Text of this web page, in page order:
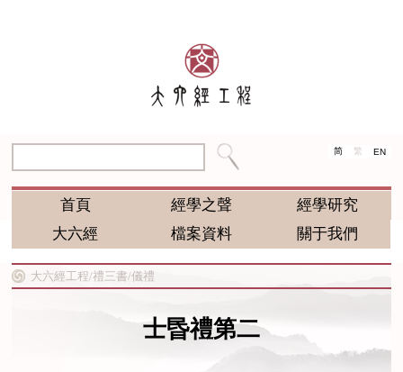
简 繁 EN
首頁 經學之聲
經學研究
大六經
檔案資料 關于我們
大六經工程/禮三書/儀禮
士昬禮第二